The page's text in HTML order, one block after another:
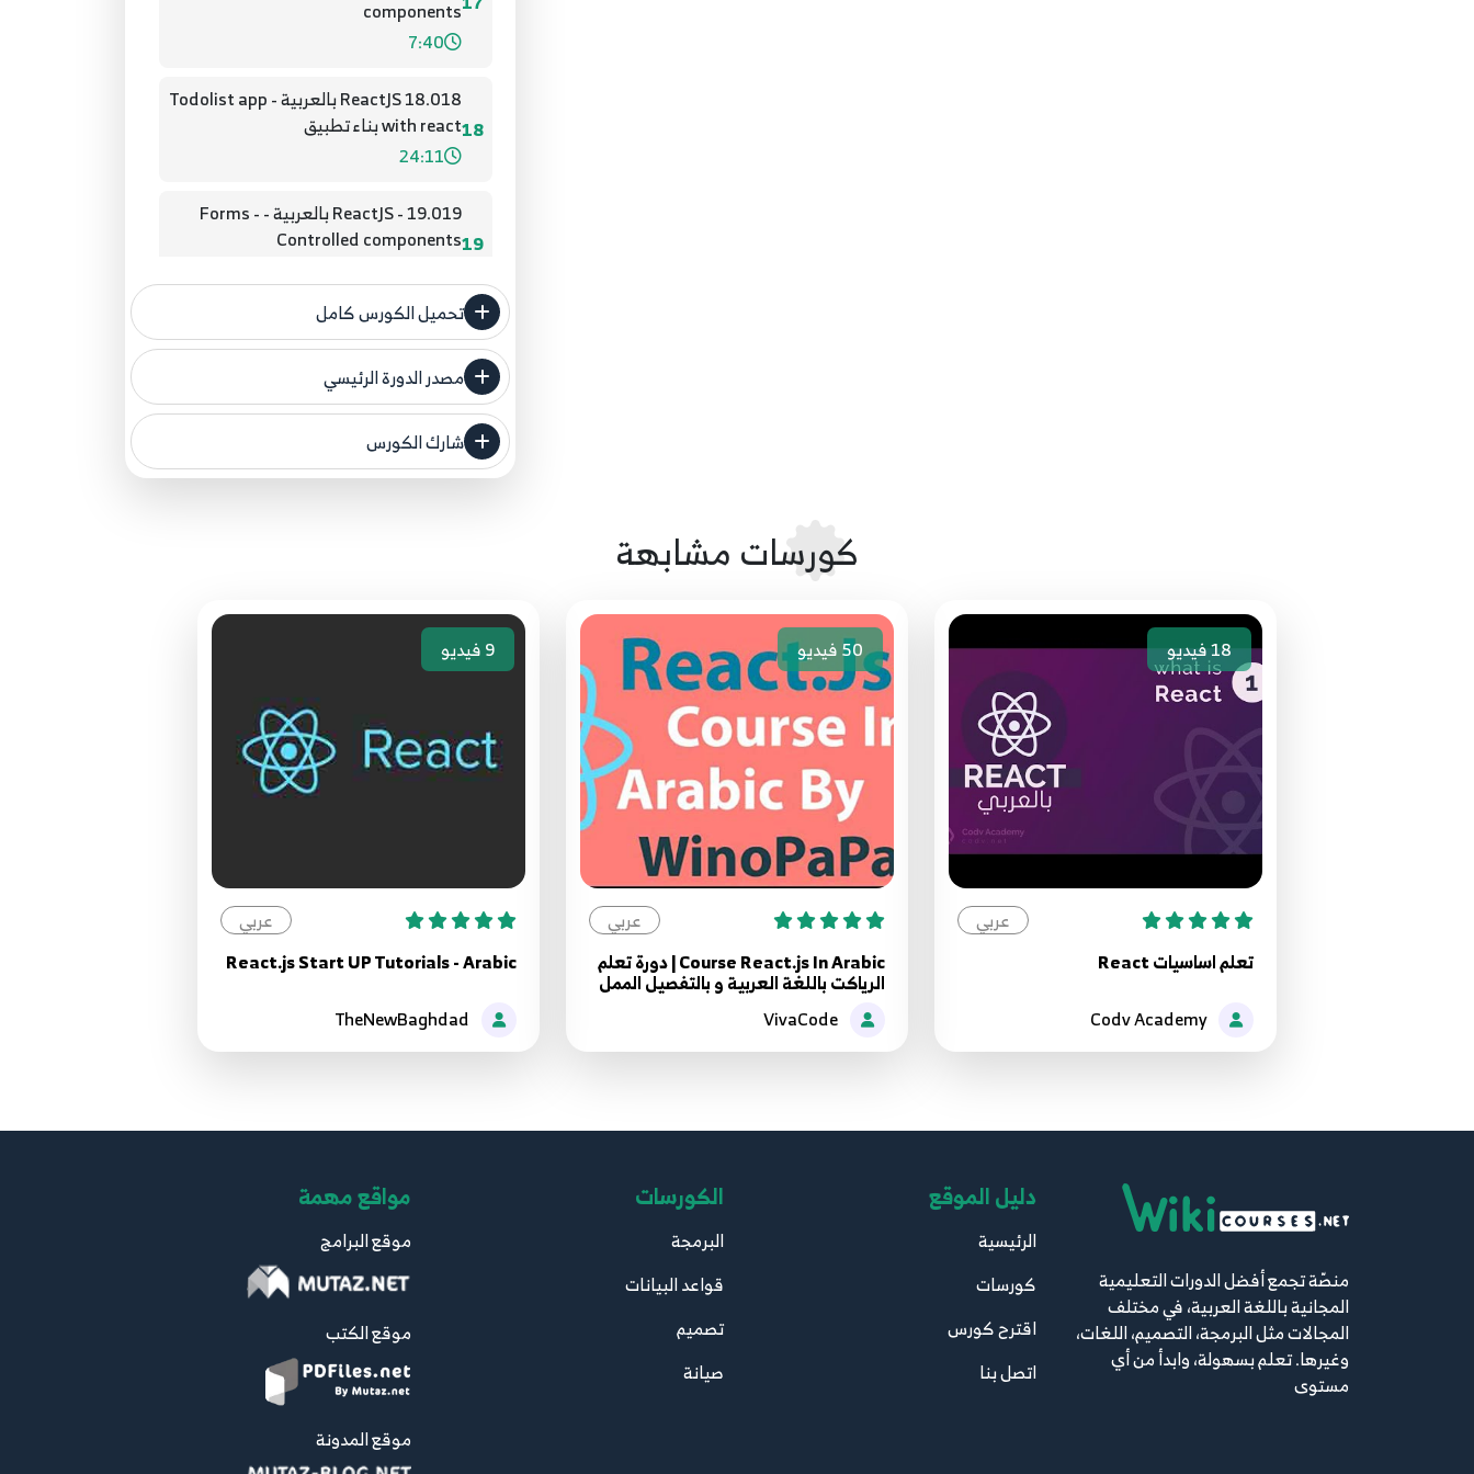
components
7:40
18
18.018 ReactJS بالعربية - Todolist app
with react بناء تطبيق
24:11
19
19.019 - ReactJS بالعربية - Forms -
Controlled components
20
Textarea
1:48
21
Select
3:08
4:45
24.024 - ReactJS بالعربية - Forms -
25
25.025 - ReactJS بالعربية - Forms -
Fromik تعرف على أهمية
3:32
First form
27.027 - ReactJS بالعربية - Formik -
Validation & ErrorMessage
Component
Nested Objects
3:59
تحميل الكورس كامل
مصدر الدورة الرئيسي
فنحن لا ندعي ملكية أي دورة ولهذا نضع المصدر
مصدر الدورة الرئيسي
شارك الكورس
كورسات مشابهة
18فيديو
عربي
تعلم اساسيات React
Codv Academy
50فيديو
عربي
Course React.js In Arabic | دورة تعلم
الرياكت باللغة العربية و بالتفصيل الممل
9فيديو
عربي
React.js Start UP Tutorials - Arabic
منصّة تجمع أفضل الدورات التعليمية
المجانية باللغة العربية، في مختلف
المجالات مثل البرمجة، التصميم، اللغات،
وغيرها. تعلم بسهولة، وابدأ من أي
مستوى
دليل الموقع
الرئيسية
كورسات
اقترح كورس
اتصل بنا
الكورسات
البرمجة
قواعد البيانات
تصميم
صيانة
مواقع مهمة
موقع البرامج
موقع الكتب
موقع المدونة